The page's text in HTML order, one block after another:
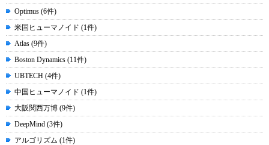
Optimus (6件)
米国ヒューマノイド (1件)
Atlas (9件)
Boston Dynamics (11件)
UBTECH (4件)
中国ヒューマノイド (1件)
大阪関西万博 (9件)
DeepMind (3件)
アルゴリズム (1件)